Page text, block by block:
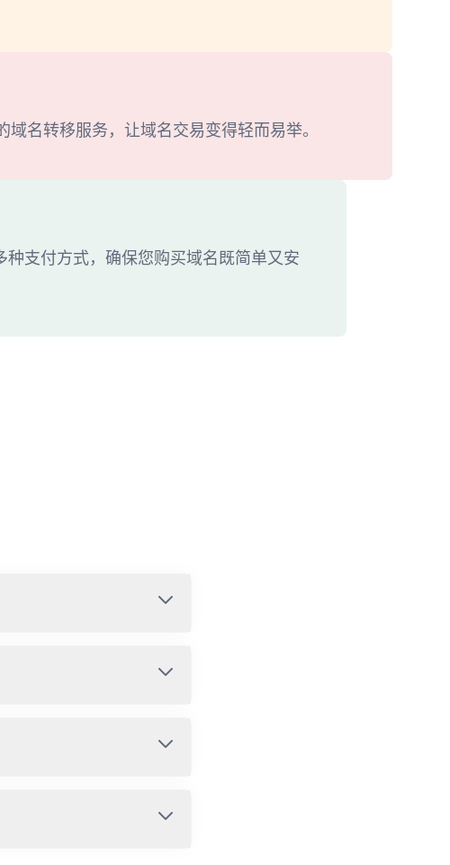
域名转移服务，让域名交易变得轻而易举。
种支付方式，确保您购买域名既简单又安